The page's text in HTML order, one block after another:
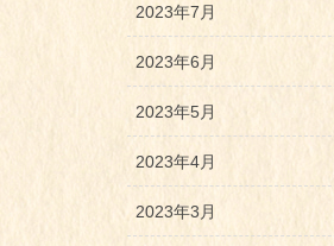
2023年7月
2023年6月
2023年5月
2023年4月
2023年3月